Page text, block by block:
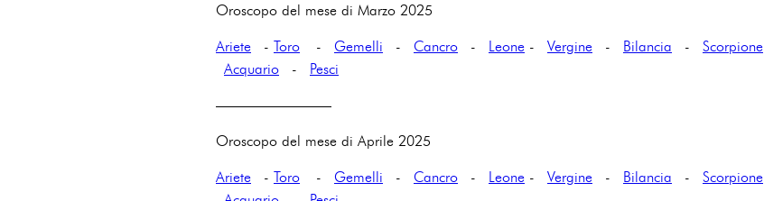
Oroscopo del mese di Marzo 2025
Ariete - Toro - Gemelli - Cancro - Leone - Vergine - Bilancia - Scorpione
Acquario - Pesci
————————
Oroscopo del mese di Aprile 2025
Ariete - Toro - Gemelli - Cancro - Leone - Vergine - Bilancia - Scorpione